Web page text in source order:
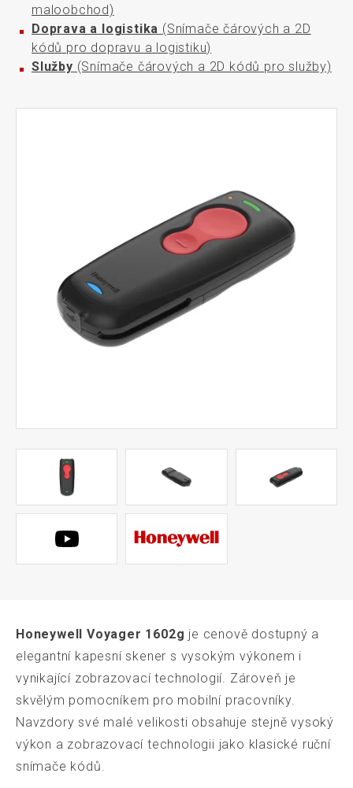
maloobchod)
Doprava a logistika (Snímače čárových a 2D
kódů pro dopravu a logistiku)
Služby (Snímače čárových a 2D kódů pro služby)
Honeywell Voyager 1602g je cenově dostupný a
elegantní kapesní skener s vysokým výkonem i
vynikající zobrazovací technologií. Zároveň je
skvělým pomocníkem pro mobilní pracovníky.
Navzdory své malé velikosti obsahuje stejně vysoký
výkon a zobrazovací technologii jako klasické ruční
snímače kódů.